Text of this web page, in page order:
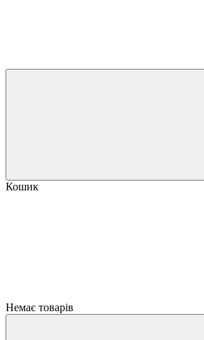
Кошик
Немає товарів